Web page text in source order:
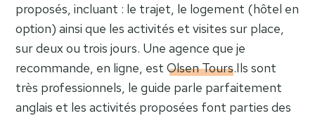
proposés, incluant : le trajet, le logement (hôtel en
option) ainsi que les activités et visites sur place,
sur deux ou trois jours. Une agence que je
recommande, en ligne, est Olsen Tours.Ils sont
très professionnels, le guide parle parfaitement
anglais et les activités proposées font parties des